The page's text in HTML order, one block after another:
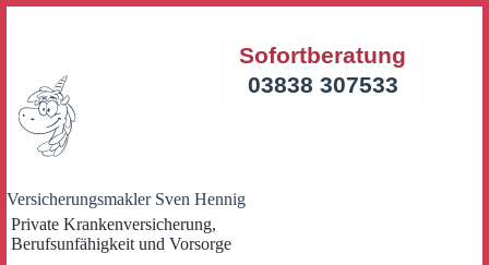
Versicherungsmakler Sven Hennig
Private Krankenversicherung,
Berufsunfähigkeit und Vorsorge
Sofortberatung
03838 307533